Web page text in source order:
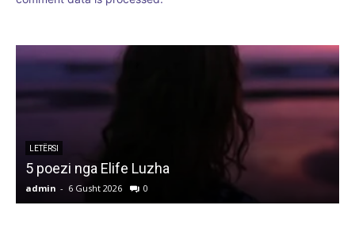
LETËRSI
5 poezi nga Elife Luzha
admin - 6 Gusht 2026 0